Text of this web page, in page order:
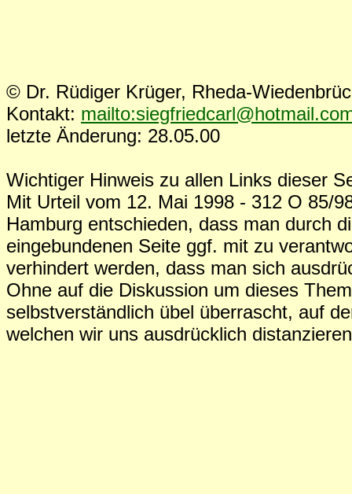
© Dr. Rüdiger Krüger, Rheda-
Kontakt:
letzte Änderung: 28.05.00
Wichtiger Hinweis zu allen Links dieser
Mit Urteil vom 12. Mai 1998 - 312 O 85/
Hamburg entschieden, dass man durch
eingebundenen Seite ggf. mit zu
verhindert werden, dass man sich
Ohne auf die Diskussion um dieses
selbstverständlich übel überrascht, auf
welchen wir uns ausdrücklich